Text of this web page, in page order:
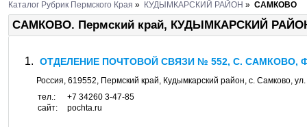
Каталог Рубрик Пермского Края » КУДЫМКАРСКИЙ РАЙОН » САМКОВО
САМКОВО. Пермский край, КУДЫМКАРСКИЙ
ОТДЕЛЕНИЕ ПОЧТОВОЙ СВЯЗИ № 552, С. САМКОВО,
Россия, 619552, Пермский край, Кудымкарский район, с. Самково, ул.
тел.:
+7 34260 3-47-85
сайт:
pochta.ru